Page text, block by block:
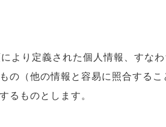
り定義された個人情報、すな
（他の情報と容易に照合する
るものとします。